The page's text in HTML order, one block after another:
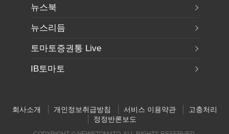
뉴스북
뉴스리듬
토마토증권통 Live
IB토마토
회사소개 개인정보취급방침 서비스 이용약관
고충처리
정정반론보도